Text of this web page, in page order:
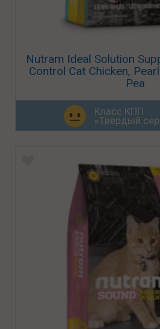
Nutram Ideal Solution
Control Cat Chicken,
Pea
Класс КПП
«Твёрдый